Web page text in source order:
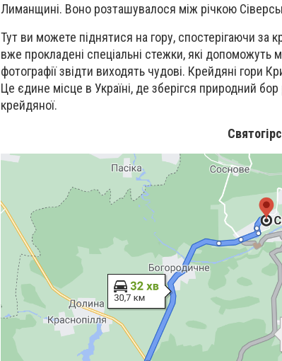
Лиманщині. Воно розташувалося між річкою
Тут ви можете піднятися на гору, спостерігаючи
вже прокладені спеціальні стежки, які допоможуть
фотографії звідти виходять чудові. Крейдяні гори
Це єдине місце в Україні, де зберігся природний
крейдяної.